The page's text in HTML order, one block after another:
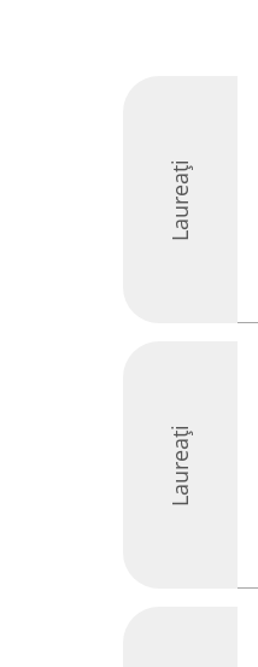
Laureați
Laureați